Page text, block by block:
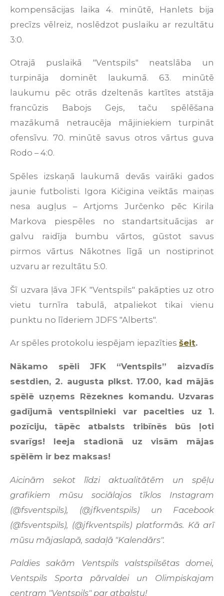
kompensācijas laika 4. minūtē, Hanlets bija
precīzs vēlreiz, noslēdzot puslaiku ar rezultātu
3:0.
Otrajā puslaikā "Ventspils" neatslāba un
turpināja dominēt laukumā. 63. minūtē
laukumu pēc otrās dzeltenās kartītes atstāja
francūzis Babojs Gejs, taču spēlēšana
mazākumā netraucēja mājiniekiem turpināt
ofensīvu. 70. minūtē savus otros vārtus guva
Rodo – 4:0.
Spēles izskaņā laukumā devās vairāki gados
jaunie futbolisti. Igora Kičigina veiktās maiņas
nesa augļus – Artjoms Jurčenko pēc Kirila
Markova piespēles no standartsituācijas ar
galvu raidīja bumbu vārtos, gūstot savus
pirmos vārtus Nākotnes līgā un nostiprinot
uzvaru ar rezultātu 5:0.
Šī uzvara ļāva JFK "Ventspils" pakāpties uz otro
vietu turnīra tabulā, atpaliekot tikai vienu
punktu no līderiem JDFS "Alberts".
Ar spēles protokolu iespējam iepazīties šeit.
Nākamo spēli JFK “Ventspils” aizvadīs
sestdien, 2. augusta plkst. 17.00, kad mājās
spēlē uzņems Rēzeknes komandu. Uzvaras
gadījumā ventspilnieki var pacelties uz 1.
pozīciju, tāpēc atbalsts tribīnēs būs ļoti
svarīgs! Ieeja stadionā uz visām mājas
spēlēm ir bez maksas!
Aicinām sekot līdzi aktualitātēm un spēļu
grafikiem mūsu sociālajos tīklos Instagram
(@fsventspils), (@jfkventspils) un Facebook
(@fsventspils), (@jfkventspils) platformās. Kā arī
mūsu mājaslapā, sadaļā "Kalendārs".
Paldies sakām Ventspils valstspilsētas domei,
Ventspils Sporta pārvaldei un Olimpiskajam
centram "Ventspils" par atbalstu!